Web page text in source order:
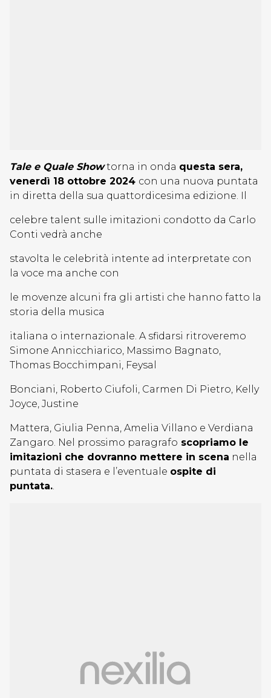
Tale e Quale Showtorna in onda questa sera,
venerdì 18 ottobre 2024 con una nuova puntata
in diretta della sua quattordicesima edizione. Il
celebre talent sulle imitazioni condotto da Carlo
Conti vedrà anche
stavolta le celebrità intente ad interpretate con
la voce ma anche con
le movenze alcuni fra gli artisti che hanno fatto la
storia della musica
italiana o internazionale. A sfidarsi ritroveremo
Simone Annicchiarico, Massimo Bagnato,
Thomas Bocchimpani, Feysal
Bonciani, Roberto Ciufoli, Carmen Di Pietro, Kelly
Joyce, Justine
Mattera, Giulia Penna, Amelia Villano e Verdiana
Zangaro. Nel prossimo paragrafo scopriamo le
imitazioni che dovranno mettere in scena nella
puntata di stasera e l’eventuale ospite di
puntata..